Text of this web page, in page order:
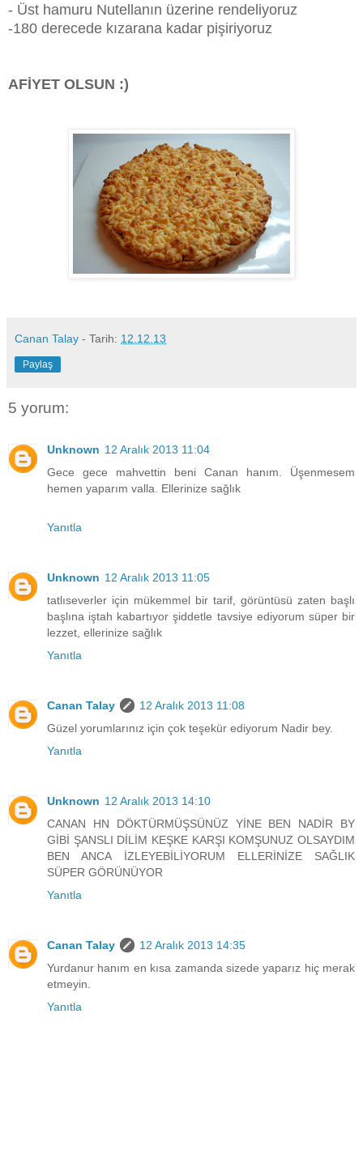
- Üst hamuru Nutellanın üzerine rendeliyoruz
-180 derecede kızarana kadar pişiriyoruz
AFİYET OLSUN :)
Canan Talay - Tarih: 12.12.13
Paylaş
5 yorum:
Unknown 12 Aralık 2013 11:04
Gece gece mahvettin beni Canan hanım. Üşenmesem
hemen yaparım valla. Ellerinize sağlık
Yanıtla
Unknown 12 Aralık 2013 11:05
tatlıseverler için mükemmel bir tarif, görüntüsü zaten başlı
başlına iştah kabartıyor şiddetle tavsiye ediyorum süper bir
lezzet, ellerinize sağlık
Yanıtla
Canan Talay
12 Aralık 2013 11:08
Güzel yorumlarınız için çok teşekür ediyorum Nadir bey.
Yanıtla
Unknown 12 Aralık 2013 14:10
CANAN HN DÖKTÜRMÜŞSÜNÜZ YİNE BEN NADİR BY
GİBİ ŞANSLI DİLİM KEŞKE KARŞI KOMŞUNUZ OLSAYDIM
BEN ANCA İZLEYEBİLİYORUM ELLERİNİZE SAĞLIK
SÜPER GÖRÜNÜYOR
Yanıtla
Canan Talay
12 Aralık 2013 14:35
Yurdanur hanım en kısa zamanda sizede yaparız hiç merak
etmeyin.
Yanıtla